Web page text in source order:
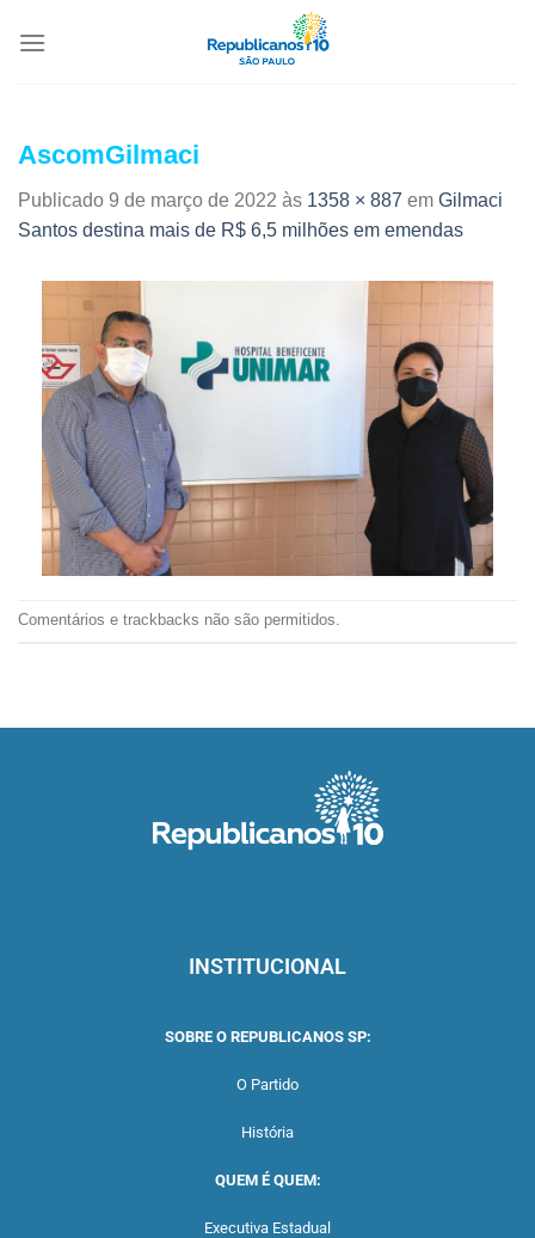
AscomGilmaci
Publicado 9 de março de 2022 às 1358 × 887 em Gilmaci
Santos destina mais de R$ 6,5 milhões em emendas
Comentários e trackbacks não são permitidos.
INSTITUCIONAL
SOBRE O REPUBLICANOS SP:
O Partido
História
QUEM É QUEM:
Executiva Estadual